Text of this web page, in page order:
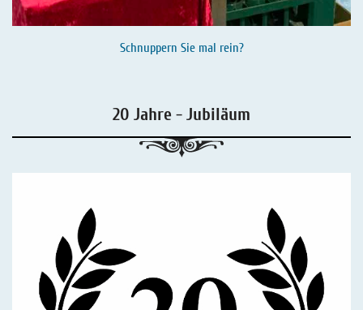
Schnuppern Sie mal rein?
20 Jahre - Jubiläum